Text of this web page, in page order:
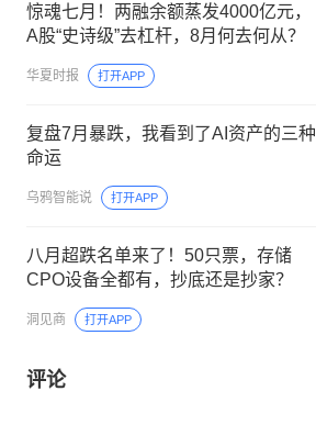
惊魂七月！两融余额蒸发4000亿元，
A股“史诗级”去杠杆，8月何去何从？
华夏时报 打开APP
复盘7月暴跌，我看到了AI资产的三种
命运
乌鸦智能说 打开APP
八月超跌名单来了！50只票，存储
CPO设备全都有，抄底还是抄家？
洞见商 打开APP
评论